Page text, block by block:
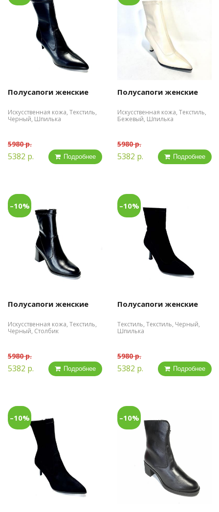
Полусапоги женские
Искусственная кожа, Текстиль,
Черный, Шпилька
5980 р.
5382 р. Подробнее
Полусапоги женские
Искусственная кожа, Текстиль,
Бежевый, Шпилька
5980 р.
5382 р. Подробнее
–10%
Полусапоги женские
Искусственная кожа, Текстиль,
Черный, Столбик
5980 р.
5382 р. Подробнее
–10%
Полусапоги женские
Текстиль, Текстиль, Черный,
Шпилька
5980 р.
5382 р. Подробнее
–10% –10%